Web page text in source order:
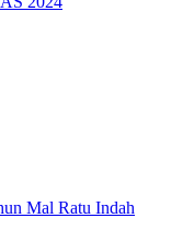
Mal Ratu Indah